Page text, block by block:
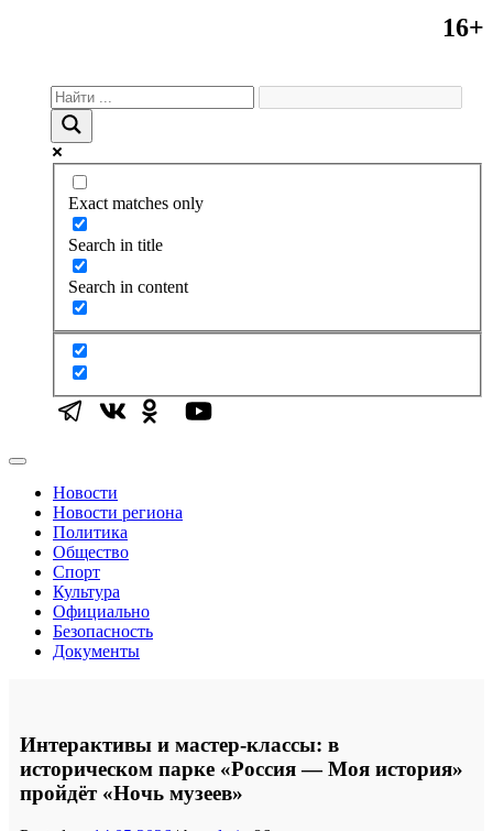
16+
Exact matches only
Search in title
Search in content
Новости
Новости региона
Политика
Общество
Спорт
Культура
Официально
Безопасность
Документы
Интерактивы и мастер-классы: в
историческом парке «Россия — Моя история»
пройдёт «Ночь музеев»